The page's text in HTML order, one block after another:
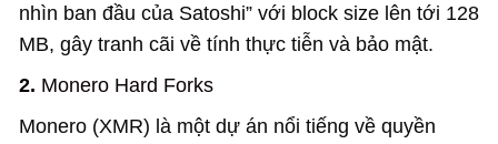
nhìn ban đầu của Satoshi” với block size lên tới 128
MB, gây tranh cãi về tính thực tiễn và bảo mật.
2. Monero Hard Forks
Monero (XMR) là một dự án nổi tiếng về quyền